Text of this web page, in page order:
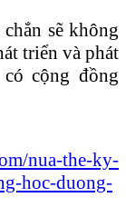
sẽ không
triển và phát
cộng đồng
nua-the-ky-
hoc-duong-